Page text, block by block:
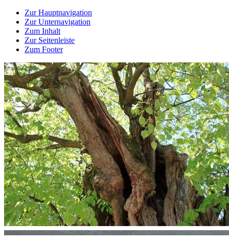
Zur Hauptnavigation
Zur Unternavigation
Zum Inhalt
Zur Seitenleiste
Zum Footer